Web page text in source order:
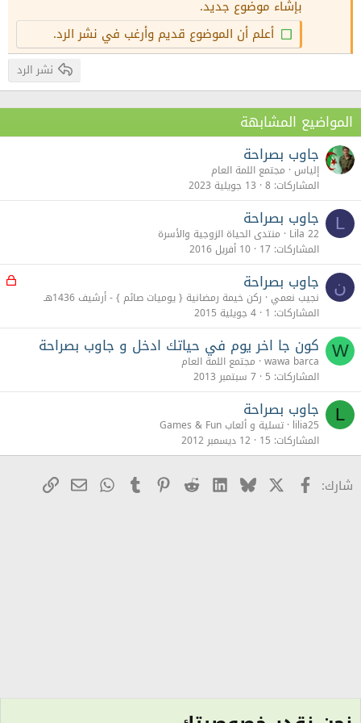
26
Trebuchet MS
Verdana
بإشاء موضوع جديد.
أعلم أن الموضوع قديم وأرغب في نشر الرد.
نشر الرد
المواضيع المشابهة
جاوب بصراحة
إلياس مجتمع اللمة العام
المشاركات 8 13 جويلية 2023
L جاوب بصراحة
Lila 22 منتدى الحياة الزوجية والأسرة
المشاركات 17 10 أفريل 2016
ن م جاوب بصراحة
نجيب نعمي ركن خيمة رمضانية { يوميات صائم ‎} - أرشيف 1436هـ
المشاركات 1 4 جويلية 2015
W كون جا اخر يوم في حياتك ادخل و جاوب بصراحة
wawa barca مجتمع اللمة العام
المشاركات 5 7 سبتمبر 2013
L جاوب بصراحة
lilia25 تسلية و ألعاب Games & Fun
المشاركات 15 12 ديسمبر 2012
شارك: Facebook
X
Bluesky
LinkedIn
Reddit
Pinterest
Tumblr
WhatsApp
البريدرابط